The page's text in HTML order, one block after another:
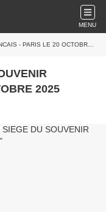
MENU
- PARIS LE 20 OCTOBRE 2025
2025